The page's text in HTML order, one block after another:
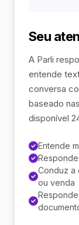
Seu
A Parli
entende
conversa
baseado
disponível
Entende
Conduz a
ou venda